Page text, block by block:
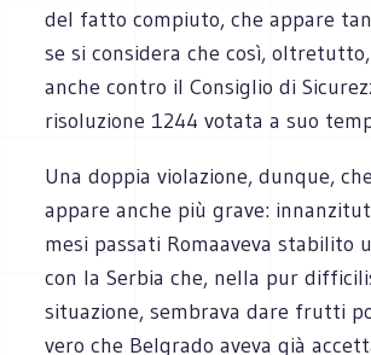
del fatto compiuto, che appare
se si considera che così,
anche contro il Consiglio di
risoluzione 1244 votata a suo
Una doppia violazione, dunque,
appare anche più grave:
mesi passati Romaaveva stabilito
con la Serbia che, nella pur
situazione, sembrava dare frutti
vero che Belgrado aveva già